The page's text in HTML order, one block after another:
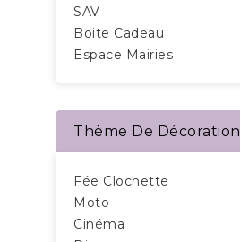
SAV
Boite Cadeau
Espace Mairies
Thème De Décoration
Fée Clochette
Moto
Cinéma